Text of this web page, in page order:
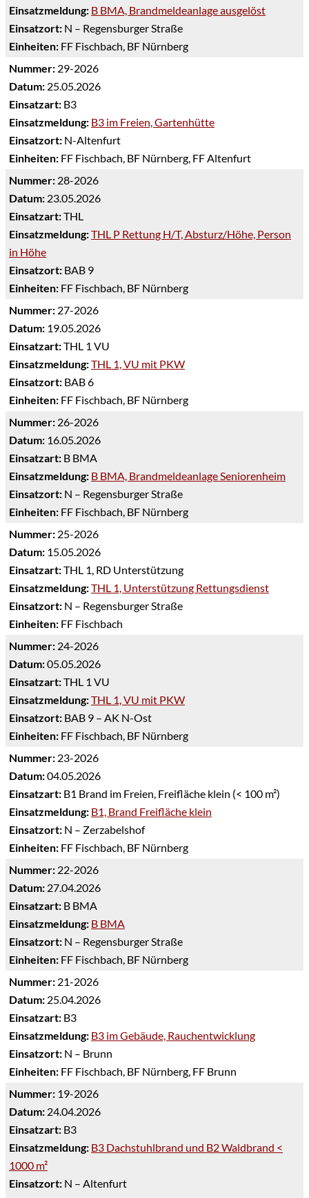
Einsatzmeldung: B BMA, Brandmeldeanlage ausgelöst
Einsatzort: N – Regensburger Straße
Einheiten: FF Fischbach, BF Nürnberg
Nummer: 29-2026
Datum: 25.05.2026
Einsatzart: B3
Einsatzmeldung: B3 im Freien, Gartenhütte
Einsatzort: N-Altenfurt
Einheiten: FF Fischbach, BF Nürnberg, FF Altenfurt
Nummer: 28-2026
Datum: 23.05.2026
Einsatzart:THL
Einsatzmeldung:THL P Rettung H/T, Absturz/Höhe, Person
in Höhe
Einsatzort: BAB 9
Einheiten: FF Fischbach, BF Nürnberg
Nummer: 27-2026
Datum: 19.05.2026
Einsatzart:THL 1 VU
Einsatzmeldung:THL 1, VU mit PKW
Einsatzort: BAB 6
Einheiten: FF Fischbach, BF Nürnberg
Nummer: 26-2026
Datum: 16.05.2026
Einsatzart: B BMA
Einsatzmeldung: B BMA, Brandmeldeanlage Seniorenheim
Einsatzort: N – Regensburger Straße
Einheiten: FF Fischbach, BF Nürnberg
Nummer: 25-2026
Datum: 15.05.2026
Einsatzart:THL 1, RD Unterstützung
Einsatzmeldung:THL 1, Unterstützung Rettungsdienst
Einsatzort: N – Regensburger Straße
Einheiten: FF Fischbach
Nummer: 24-2026
Datum:05.05.2026
Einsatzart:THL 1 VU
Einsatzmeldung:THL 1, VU mit PKW
Einsatzort: BAB 9 – AK N-Ost
Einheiten: FF Fischbach, BF Nürnberg
Nummer: 23-2026
Datum:04.05.2026
Einsatzart: B1 Brand im Freien, Freifläche klein (< 100 m²)
Einsatzmeldung: B1, Brand Freifläche klein
Einsatzort: N – Zerzabelshof
Einheiten: FF Fischbach, BF Nürnberg
Nummer: 22-2026
Datum: 27.04.2026
Einsatzart: B BMA
Einsatzmeldung: B BMA
Einsatzort: N – Regensburger Straße
Einheiten: FF Fischbach, BF Nürnberg
Nummer: 21-2026
Datum: 25.04.2026
Einsatzart: B3
Einsatzmeldung: B3 im Gebäude, Rauchentwicklung
Einsatzort: N – Brunn
Einheiten: FF Fischbach, BF Nürnberg, FF Brunn
Nummer: 19-2026
Datum: 24.04.2026
Einsatzart: B3
Einsatzmeldung: B3 Dachstuhlbrand und B2 Waldbrand <
1000 m²
Einsatzort: N – Altenfurt